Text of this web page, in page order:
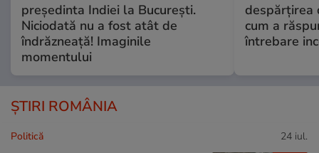
președinta Indiei la București.
Niciodată nu a fost atât de
îndrăzneață! Imaginile
momentului
despărțirea
cum a
întrebare
ȘTIRI ROMÂNIA
Politică 24 iul.